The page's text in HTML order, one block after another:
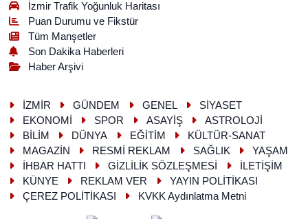
İzmir Trafik Yoğunluk Haritası
Puan Durumu ve Fikstür
Tüm Manşetler
Son Dakika Haberleri
Haber Arşivi
İZMİR GÜNDEM GENEL
SİYASET
EKONOMİ
SPOR ASAYİŞ
ASTROLOJİ
BİLİM
DÜNYA EĞİTİM
KÜLTÜR-SANAT
MAGAZİN
RESMİ REKLAM SAĞLIK
YAŞAM
İHBAR HATTI
GİZLİLİK SÖZLEŞMESİ
İLETİŞİM
KÜNYE
REKLAM VER
YAYIN POLİTİKASI
ÇEREZ POLİTİKASI
KVKK Aydınlatma Metni